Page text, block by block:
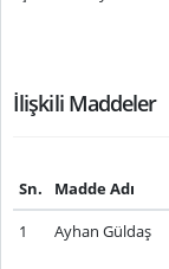
İlişkili Maddeler
Sn. Madde Adı
1
Ayhan Güldaş